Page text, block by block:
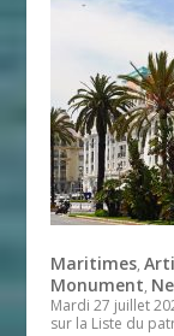
Maritimes,
Monument,
Mardi 27 juillet
sur la Liste du